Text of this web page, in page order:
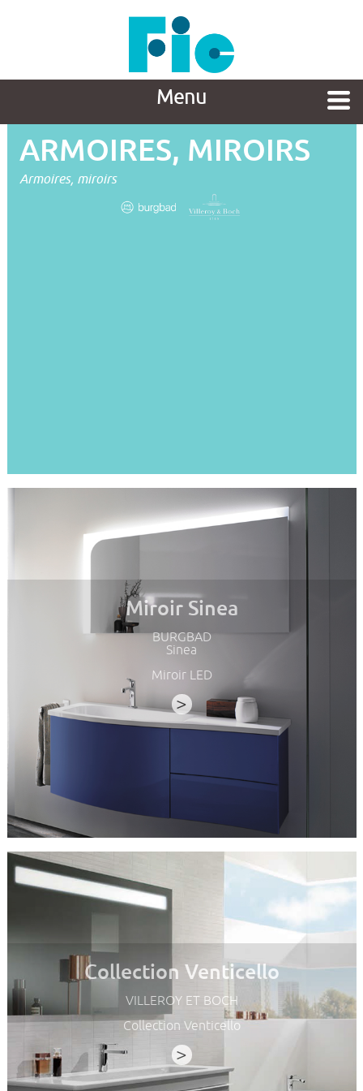
Menu
ARMOIRES, MIROIRS
Armoires, miroirs
Miroir Sinea
BURGBAD
Sinea
Miroir LED
>
Collection Venticello
VILLEROY ET BOCH
Collection Venticello
>